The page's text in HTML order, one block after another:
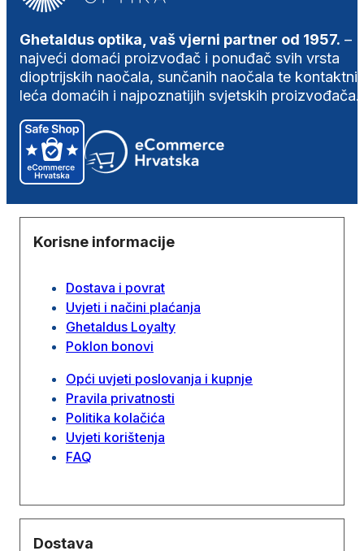
Ghetaldus optika, vaš vjerni partner od 1957. –
najveći domaći proizvođač i ponuđač svih vrsta
dioptrijskih naočala, sunčanih naočala te
leća domaćih i najpoznatijih svjetskih proizvođača.
Korisne informacije
Dostava i povrat
Uvjeti i načini plaćanja
Ghetaldus Loyalty
Poklon bonovi
Opći uvjeti poslovanja i kupnje
Pravila privatnosti
Politika kolačića
Uvjeti korištenja
FAQ
Dostava